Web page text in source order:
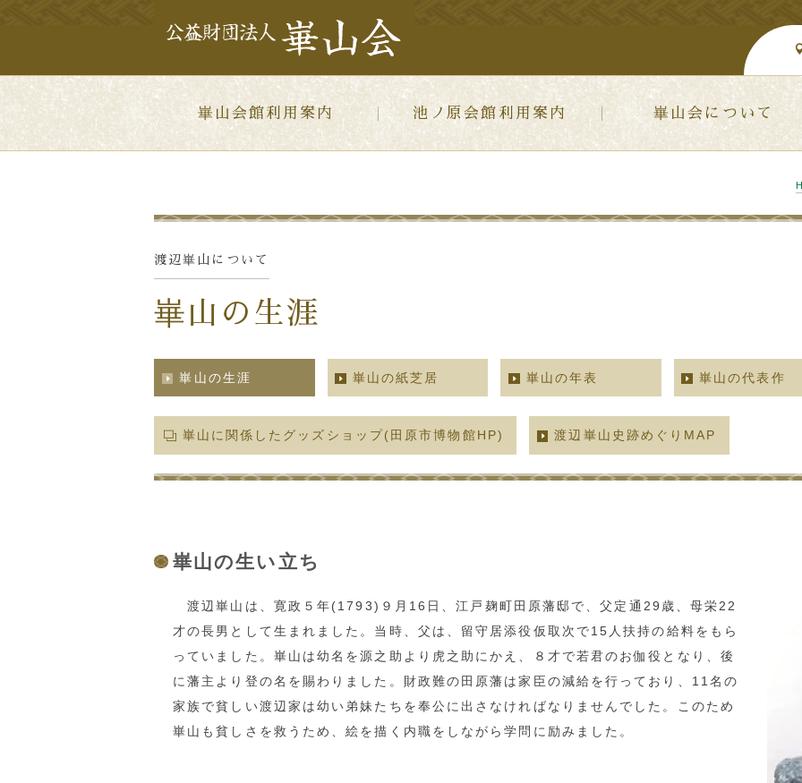
崋山会館利用案内 池ノ原会館利用案内 崋山会について
渡辺崋山について
崋山の生涯
崋山の生涯 崋山の紙芝居 崋山の年表 崋山の代表作
崋山に関係したグッズ ショップ(田原市博物館HP) 渡辺崋山史跡めぐり MAP
崋山の生い立ち
渡辺崋山は、寛政５年(1793)９月16日、江戸麹町田原藩邸で、父定通29歳、母栄22
才の長男として生まれました。当時、父は、留守居添役仮取次で15人扶持の給料をもら
っていました。崋山は幼名を源之助より虎之助にかえ、８才で若君のお伽役となり、後
に藩主より登の名を賜わりました。財政難の田原藩は家臣の減給を行っており、11名の
家族で貧しい渡辺家は幼い弟妹たちを奉公に出さなければなりませんでした。このため
崋山も貧しさを救うため、絵を描く内職をしながら学問に励みました。